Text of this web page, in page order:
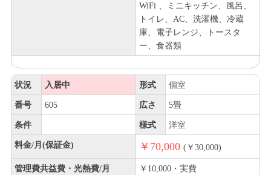
WiFi 、ミニキッチン、風呂、
トイレ、AC、洗濯機、冷蔵
庫、電子レンジ、トースタ
ー、食器類
状況 入居中 形式 個室
番号 605 広さ 5畳
条件 様式 洋室
料金/月(保証金) ￥70,000 (￥30,000)
管理費共益費・光熱費/月 ￥10,000・実費